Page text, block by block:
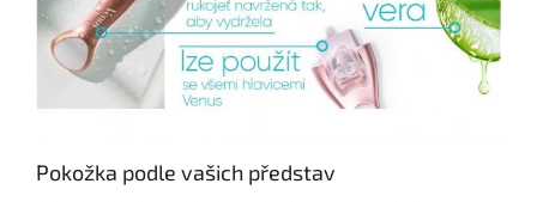
Pokožka podle vašich představ